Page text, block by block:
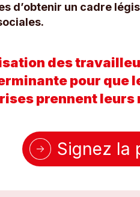
d’obtenir un cadre
des
pour que
prennent
Signez la